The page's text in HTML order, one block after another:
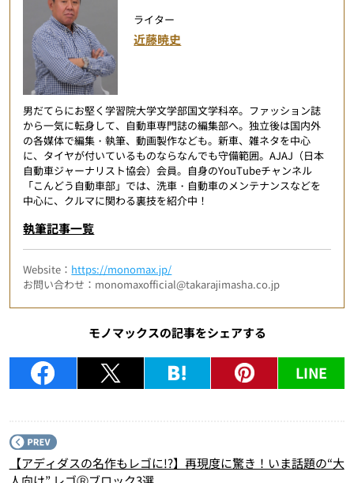
ライター
近藤暁史
男だてらにお堅く学習院大学文学部国文学科卒。ファッション誌
から一気に転身して、自動車専門誌の編集部へ。独立後は国内外
の各媒体で編集・執筆、動画製作なども。新車、雑ネタを中心
に、タイヤが付いているものならなんでも守備範囲。AJAJ（日本
自動車ジャーナリスト協会）会員。自身のYouTubeチャンネル
「こんどう自動車部」では、洗車・自動車のメンテナンスなどを
中心に、クルマに関わる裏技を紹介中！
執筆記事一覧
Website： https://monomax.jp/
お問い合わせ：monomaxofficial@takarajimasha.co.jp
モノマックスの記事をシェアする
LINE
【アディダスの名作もレゴに!?】再現度に驚き！いま話題の“大